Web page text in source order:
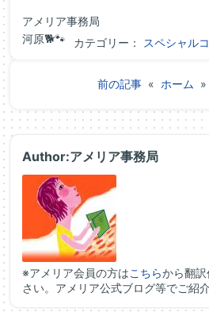
アメリア事務局
河原🐕🐾
カテゴリー： スペシャル
前の記事 « ホーム »
Author:アメリア事務局
※アメリア会員の方はこちらから翻
さい。アメリア公式ブログ等でご紹